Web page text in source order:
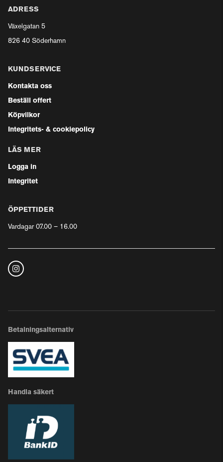
ADRESS
Växelgatan 5
826 40 Söderhamn
KUNDSERVICE
Kontakta oss
Beställ offert
Köpvilkor
Integritets- & cookiepolicy
LÄS MER
Logga in
Integritet
ÖPPETTIDER
Vardagar 07.00 – 16.00
Betalningsalternativ
Handla säkert